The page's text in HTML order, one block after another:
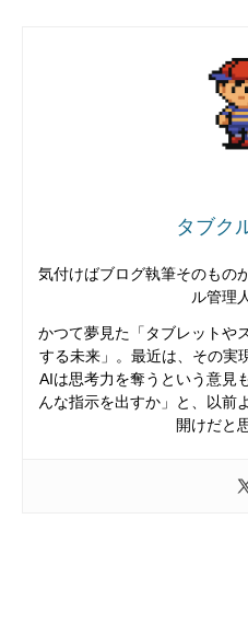
タブク
気付けばブログ執筆そのもの
ル管理
かつて夢見た「タブレットや
する未来」。最近は、その実
AIは思考力を奪うという意見
んな指示を出すか」と、以前
開けだと